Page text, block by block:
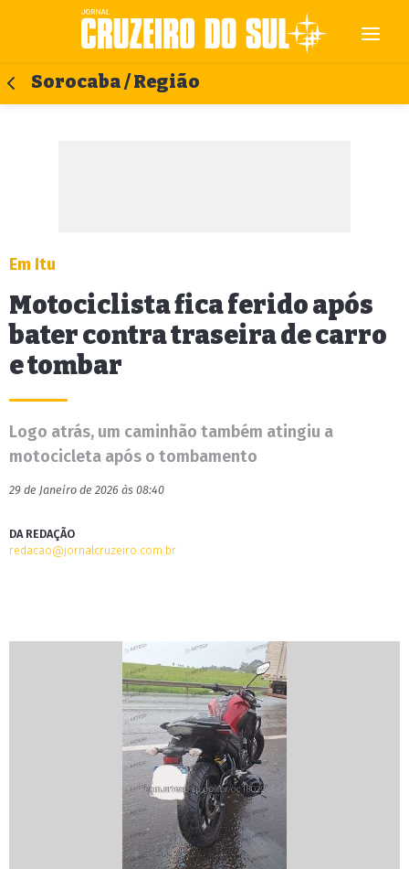
Sorocaba / Região
Em Itu
Motociclista fica ferido após
bater contra traseira de carro
e tombar
Logo atrás, um caminhão também atingiu a
motocicleta após o tombamento
29 de Janeiro de 2026 às 08:40
DA REDAÇÃO
redacao@jornalcruzeiro.com.br